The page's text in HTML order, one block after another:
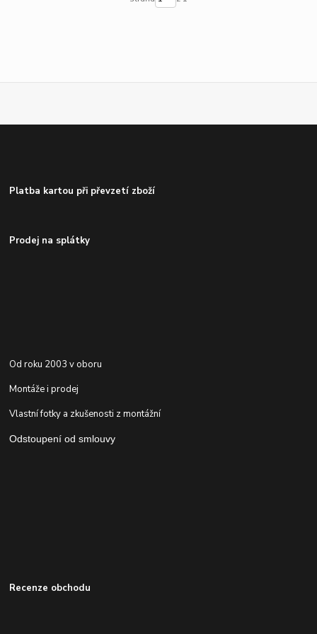
Platba kartou při převzetí zboží
Prodej na splátky
Od roku 2003 v oboru
Montáže i prodej
Vlastní fotky a zkušenosti z montážní
Odstoupení od smlouvy
Recenze obchodu